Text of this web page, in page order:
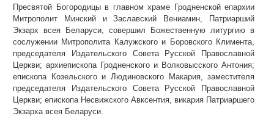
Пресвятой Богородицы в главном храме Гродненской епархии
Митрополит Минский и Заславский Вениамин, Патриарший
Экзарх всея Беларуси, совершил Божественную литургию в
сослужении Митрополита Калужского и Боровского Климента,
председателя Издательского Совета Русской Православной
Церкви; архиепископа Гродненского и Волковысского Антония;
епископа Козельского и Людиновского Макария, заместителя
председателя Издательского Совета Русской Православной
Церкви; епископа Несвижского Авксентия, викария Патриаршего
Экзарха всея Беларуси.